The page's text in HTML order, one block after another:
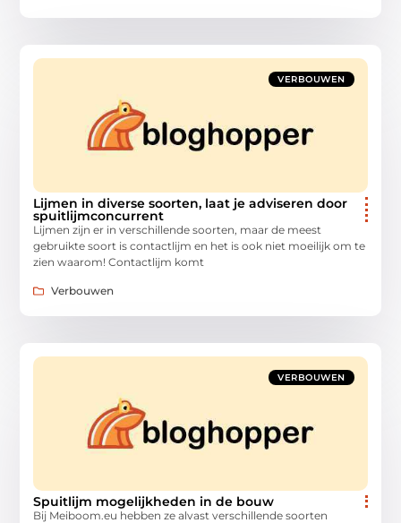
VERBOUWEN
Lijmen in diverse soorten, laat je adviseren door
spuitlijmconcurrent
Lijmen zijn er in verschillende soorten, maar de meest
gebruikte soort is contactlijm en het is ook niet moeilijk om te
zien waarom! Contactlijm komt
Verbouwen
VERBOUWEN
Spuitlijm mogelijkheden in de bouw
Bij Meiboom.eu hebben ze alvast verschillende soorten